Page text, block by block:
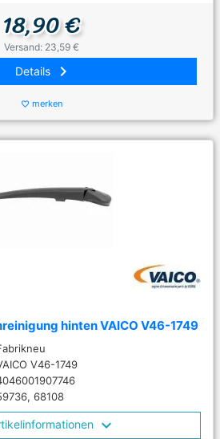
18,90 €
Versand: 23,59 €
Details keyboard_arrow_right
favorite_border merken
hinten VAICO V46-1749
V46-1749
68108